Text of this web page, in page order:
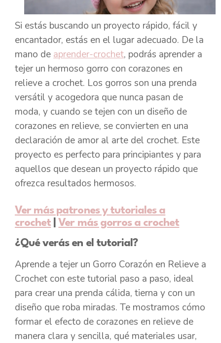
Si estás buscando un proyecto rápido, fácil y
encantador, estás en el lugar adecuado. De la
mano de aprender-crochet, podrás aprender a
tejer un hermoso gorro con corazones en
relieve a crochet. Los gorros son una prenda
versátil y acogedora que nunca pasan de
moda, y cuando se tejen con un diseño de
corazones en relieve, se convierten en una
declaración de amor al arte del crochet. Este
proyecto es perfecto para principiantes y para
aquellos que desean un proyecto rápido que
ofrezca resultados hermosos.
Ver más patrones y tutoriales a
crochet
Ver más gorros a crochet
¿Qué verás en el tutorial?
Aprende a tejer un Gorro Corazón en Relieve a
Crochet con este tutorial paso a paso, ideal
para crear una prenda cálida, tierna y con un
diseño que roba miradas. Te mostramos cómo
formar el efecto de corazones en relieve de
manera clara y sencilla, qué materiales usar,